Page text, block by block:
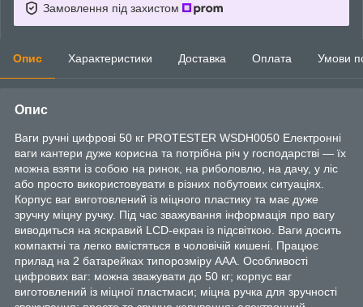
Замовлення під захистом
Опис Характеристики Доставка Оплата Умови
Опис
Ваги ручні цифрові 50 кг PROTESTER WSDH0050 Електронні
ваги кантери дуже корисна та потрібна річ у господарстві — їх
можна взяти із собою на ринок, на риболовлю, на дачу, у ліс
або просто використовувати в різних побутових ситуаціях.
Корпус ваг виготовлений із міцного пластику та має дуже
зручну міцну ручку. Під час зважування інформація про вагу
виводиться на яскравий LCD-екран із підсвіткою. Ваги досить
компактні та легко вмістяться в чоловічій кишені. Працює
прилад на 2 батарейках типорозміру ААА. Особливості
цифрових ваг: можна зважувати до 50 кг; корпус ваг
виготовлений із міцної пластмаси; міцна ручка для зручності